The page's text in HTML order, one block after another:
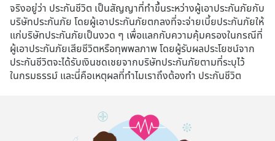
จริงอยู่ว่า ประกันชีวิต เป็นสัญญาที่ทำขึ้นระหว่างผู้เอาประกันภัยกับ
บริษัทประกันภัย โดยผู้เอาประกันภัยตกลงที่จะจ่ายเบี้ยประกันภัยให้
แก่บริษัทประกันภัยเป็นงวด ๆ เพื่อแลกกับความคุ้มครองในกรณีที่
ผู้เอาประกันภัยเสียชีวิตหรือทุพพลภาพ โดยผู้รับผลประโยชน์จาก
ประกันชีวิตจะได้รับเงินชดเชยจากบริษัทประกันภัยตามที่ระบุไว้
ในกรมธรรม์ และนี่คือเหตุผลที่ทำไมเราถึงต้องทำ ประกันชีวิต